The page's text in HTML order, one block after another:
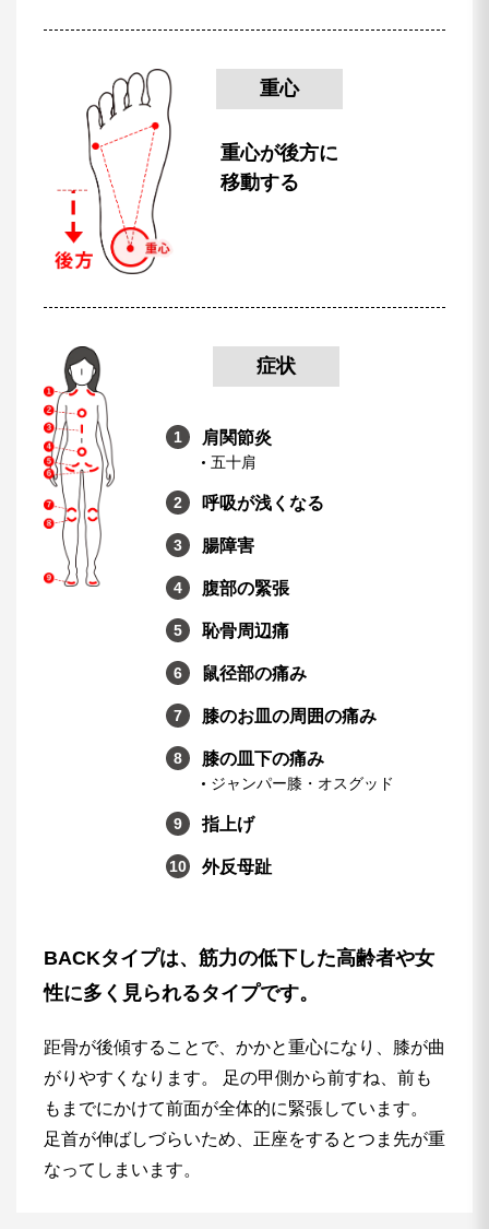
重心
重心が後方に
移動する
症状
肩関節炎
五十肩
呼吸が浅くなる
腸障害
腹部の緊張
恥骨周辺痛
鼠径部の痛み
膝のお皿の周囲の痛み
膝の皿下の痛み
ジャンパー膝・オスグッド
指上げ
外反母趾
BACKタイプは、筋力の低下した高齢者や女
性に多く見られるタイプです。
距骨が後傾することで、かかと重心になり、膝が曲
がりやすくなります。 足の甲側から前すね、前も
もまでにかけて前面が全体的に緊張しています。
足首が伸ばしづらいため、正座をするとつま先が重
なってしまいます。